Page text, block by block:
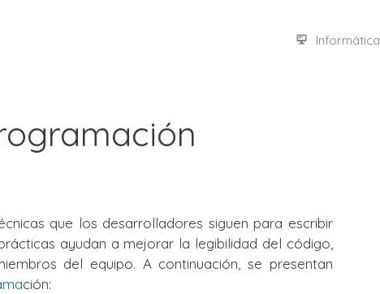
Informática
que los desarrolladores siguen para escribir
ayudan a mejorar la legibilidad del código,
del equipo. A continuación, se presentan
ción: